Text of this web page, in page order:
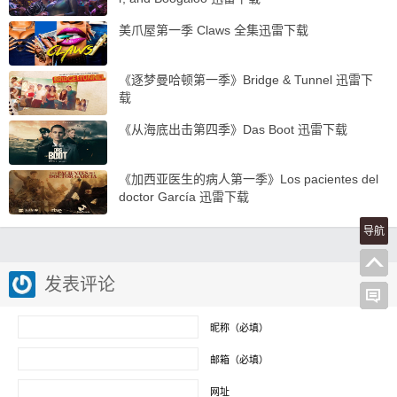
美爪屋第一季 Claws 全集迅雷下载
《逐梦曼哈顿第一季》Bridge & Tunnel 迅雷下
载
《从海底出击第四季》Das Boot 迅雷下载
《加西亚医生的病人第一季》Los pacientes del
doctor García 迅雷下载
发表评论
昵称（必填）
邮箱（必填）
网址
导航